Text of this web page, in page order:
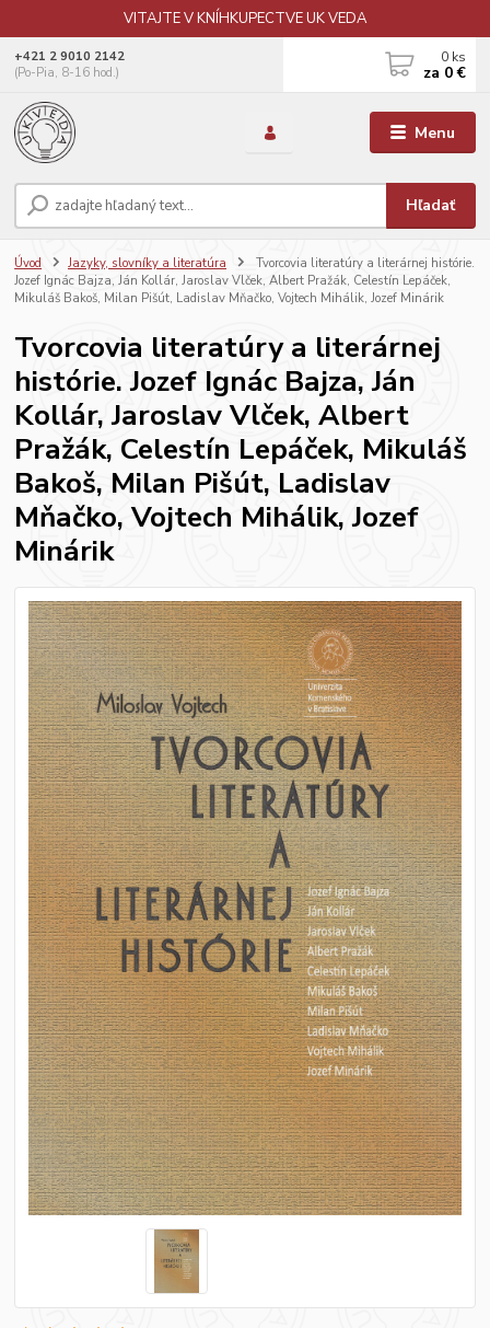
VITAJTE V KNÍHKUPECTVE UK VEDA
Menu
Hľadať
+421 2 9010 2142
(Po-Pia, 8-16 hod.)
0 ks
za 0 €
Úvod Jazyky, slovníky a literatúra
Tvorcovia literatúry a literárnej histórie.
Jozef Ignác Bajza, Ján Kollár, Jaroslav Vlček, Albert Pražák, Celestín Lepáček,
Mikuláš Bakoš, Milan Pišút, Ladislav Mňačko, Vojtech Mihálik, Jozef Minárik
Tvorcovia literatúry a literárnej
histórie. Jozef Ignác Bajza, Ján
Kollár, Jaroslav Vlček, Albert
Pražák, Celestín Lepáček, Mikuláš
Bakoš, Milan Pišút, Ladislav
Mňačko, Vojtech Mihálik, Jozef
Minárik